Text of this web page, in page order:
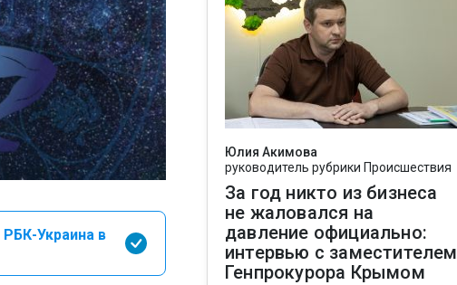
РБК-Украина в
Юлия Акимова
руководитель рубрики Происшествия
За год никто из бизнеса
не жаловался на
давление официально:
интервью с заместителем
Генпрокурора Крымом